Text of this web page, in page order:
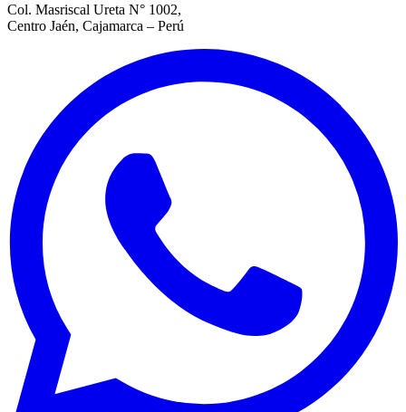
Col. Masriscal Ureta N° 1002,
Centro Jaén, Cajamarca – Perú